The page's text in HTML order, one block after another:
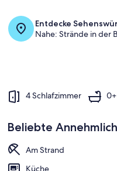
Entdecke
Nahe: Strände in der
4 Schlafzimmer
Beliebte
Am Strand
Küche